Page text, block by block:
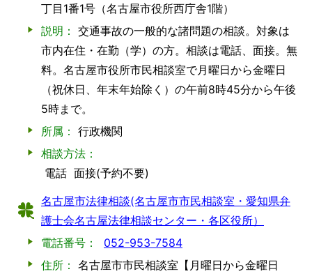
丁目1番1号（名古屋市役所西庁舎1階）
説明： 交通事故の一般的な諸問題の相談。対象は
市内在住・在勤（学）の方。相談は電話、面接。無
料。名古屋市役所市民相談室で月曜日から金曜日
（祝休日、年末年始除く）の午前8時45分から午後
5時まで。
所属： 行政機関
相談方法：
電話 面接(予約不要)
名古屋市法律相談(名古屋市市民相談室・愛知県弁
護士会名古屋法律相談センター・各区役所）
電話番号：
052-953-7584
住所： 名古屋市市民相談室【月曜日から金曜日